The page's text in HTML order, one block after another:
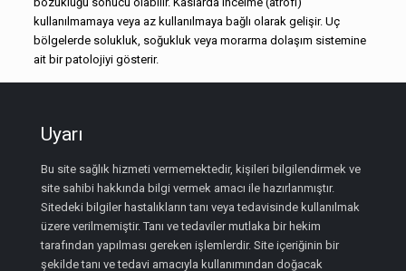
kullanılmamaya veya az kullanılmaya bağlı olarak gelişir. Uç
bölgelerde solukluk, soğukluk veya morarma dolaşım sistemine
ait bir patolojiyi gösterir.
Uyarı
Bu site sağlık hizmeti vermemektedir, kişileri bilgilendirmek ve
site sahibi hakkında bilgi vermek amacı ile hazırlanmıştır.
Sitedeki bilgiler hastalıkların tanı veya tedavisinde kullanılmak
üzere verilmemiştir. Tanı ve tedaviler mutlaka bir hekim
tarafından yapılması gereken işlemlerdir. Site içeriğinin bir
şekilde tanı ve tedavi amacıyla kullanımından doğacak